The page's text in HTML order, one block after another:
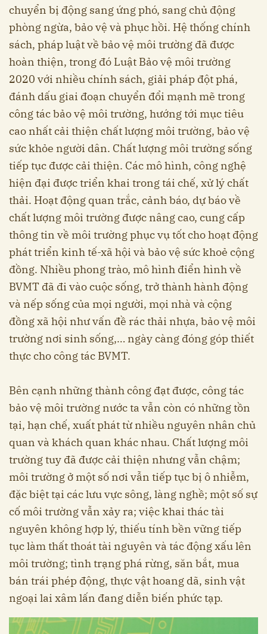
chuyển bị động sang ứng phó, sang chủ động
phòng ngừa, bảo vệ và phục hồi. Hệ thống chính
sách, pháp luật về bảo vệ môi trường đã được
hoàn thiện, trong đó Luật Bảo vệ môi trường
2020 với nhiều chính sách, giải pháp đột phá,
đánh dấu giai đoạn chuyển đổi mạnh mẽ trong
công tác bảo vệ môi trường, hướng tới mục tiêu
cao nhất cải thiện chất lượng môi trường, bảo vệ
sức khỏe người dân. Chất lượng môi trường sống
tiếp tục được cải thiện. Các mô hình, công nghệ
hiện đại được triển khai trong tái chế, xử lý chất
thải. Hoạt động quan trắc, cảnh báo, dự báo về
chất lượng môi trường được nâng cao, cung cấp
thông tin về môi trường phục vụ tốt cho hoạt động
phát triển kinh tế-xã hội và bảo vệ sức khoẻ cộng
đồng. Nhiều phong trào, mô hình điển hình về
BVMT đã đi vào cuộc sống, trở thành hành động
và nếp sống của mọi người, mọi nhà và cộng
đồng xã hội như vấn đề rác thải nhựa, bảo vệ môi
trường nơi sinh sống,… ngày càng đóng góp thiết
thực cho công tác BVMT.
Bên cạnh những thành công đạt được, công tác
bảo vệ môi trường nước ta vẫn còn có những tồn
tại, hạn chế, xuất phát từ nhiều nguyên nhân chủ
quan và khách quan khác nhau. Chất lượng môi
trường tuy đã được cải thiện nhưng vẫn chậm;
môi trường ở một số nơi vẫn tiếp tục bị ô nhiễm,
đặc biệt tại các lưu vực sông, làng nghề; một số sự
cố môi trường vẫn xảy ra; việc khai thác tài
nguyên không hợp lý, thiếu tính bền vững tiếp
tục làm thất thoát tài nguyên và tác động xấu lên
môi trường; tình trạng phá rừng, săn bắt, mua
bán trái phép động, thực vật hoang dã, sinh vật
ngoại lai xâm lấn đang diễn biến phức tạp.